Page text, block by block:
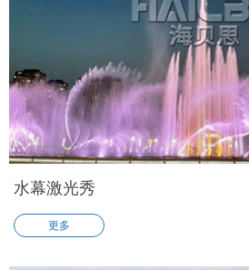
水幕激光秀
更多